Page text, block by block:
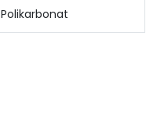
Polikarbonat